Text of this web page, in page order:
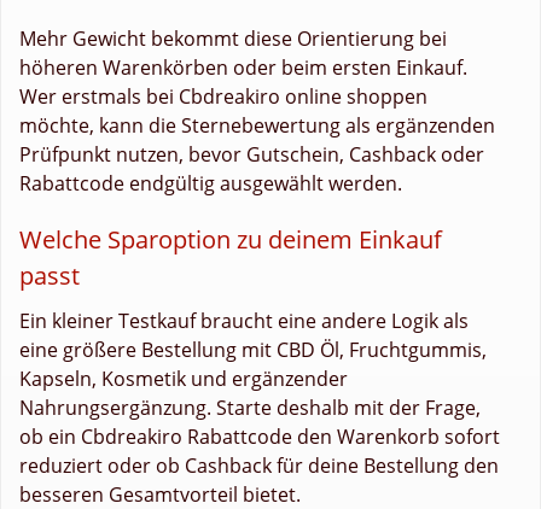
Mehr Gewicht bekommt diese Orientierung bei
höheren Warenkörben oder beim ersten Einkauf.
Wer erstmals bei Cbdreakiro online shoppen
möchte, kann die Sternebewertung als ergänzenden
Prüfpunkt nutzen, bevor Gutschein, Cashback oder
Rabattcode endgültig ausgewählt werden.
Welche Sparoption zu deinem Einkauf
passt
Ein kleiner Testkauf braucht eine andere Logik als
eine größere Bestellung mit CBD Öl, Fruchtgummis,
Kapseln, Kosmetik und ergänzender
Nahrungsergänzung. Starte deshalb mit der Frage,
ob ein Cbdreakiro Rabattcode den Warenkorb sofort
reduziert oder ob Cashback für deine Bestellung den
besseren Gesamtvorteil bietet.